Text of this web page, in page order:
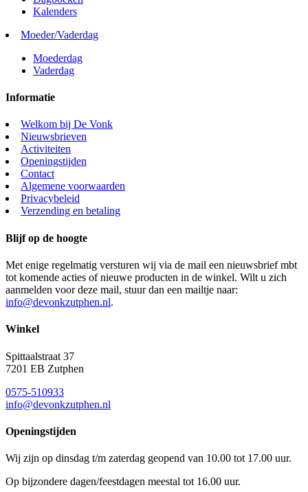
Kalenders
Moeder/Vaderdag
Moederdag
Vaderdag
Informatie
Welkom bij De Vonk
Nieuwsbrieven
Activiteiten
Openingstijden
Contact
Algemene voorwaarden
Privacybeleid
Verzending en betaling
Blijf op de hoogte
Met enige regelmatig versturen wij via de mail een nieuwsbrief mbt
tot komende acties of nieuwe producten in de winkel. Wilt u zich
aanmelden voor deze mail, stuur dan een mailtje naar:
info@devonkzutphen.nl.
Winkel
Spittaalstraat 37
7201 EB Zutphen
0575-510933
info@devonkzutphen.nl
Openingstijden
Wij zijn op dinsdag t/m zaterdag geopend van 10.00 tot 17.00 uur.
Op bijzondere dagen/feestdagen meestal tot 16.00 uur.